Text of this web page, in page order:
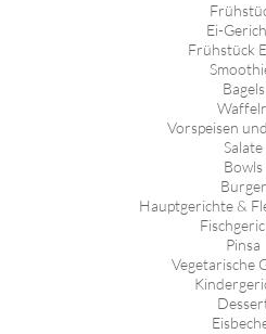
Ei-
Frühstück
Bagels
Vorspeisen
Salate
Bowls
Burger
Hauptgerichte &
Pinsa
Vegetarische